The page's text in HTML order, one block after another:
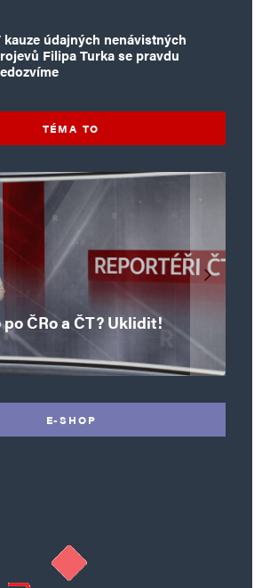
kauze údajných nenávistných
Filipa Turka se pravdu
TÉMA TO
po ČRo a ČT? Uklidit!
teror v EU, 6. díl:
poprava 85letého
kněze Jacquese
Hamela
teror v EU, 5. díl:
oslavy pádu Bastily
v Nice
o Václavu Klausovi:
jazz, hádky, loajalita
Jakl boří legendy
prezidentovi
a politici lžou:
nezachrání
byty ani zkrácené
úvazky
Fortuyn: Muž, který se
stát premiérem
E-SHOP